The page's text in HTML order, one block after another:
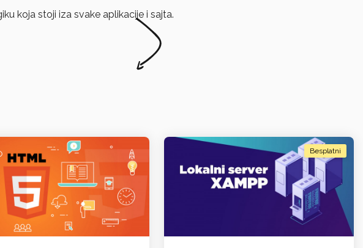
koja stoji iza svake aplikacije i sajta.
Besplatni